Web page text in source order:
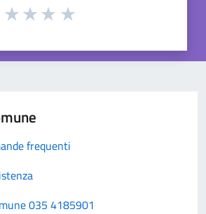
frequenti
035 4185901